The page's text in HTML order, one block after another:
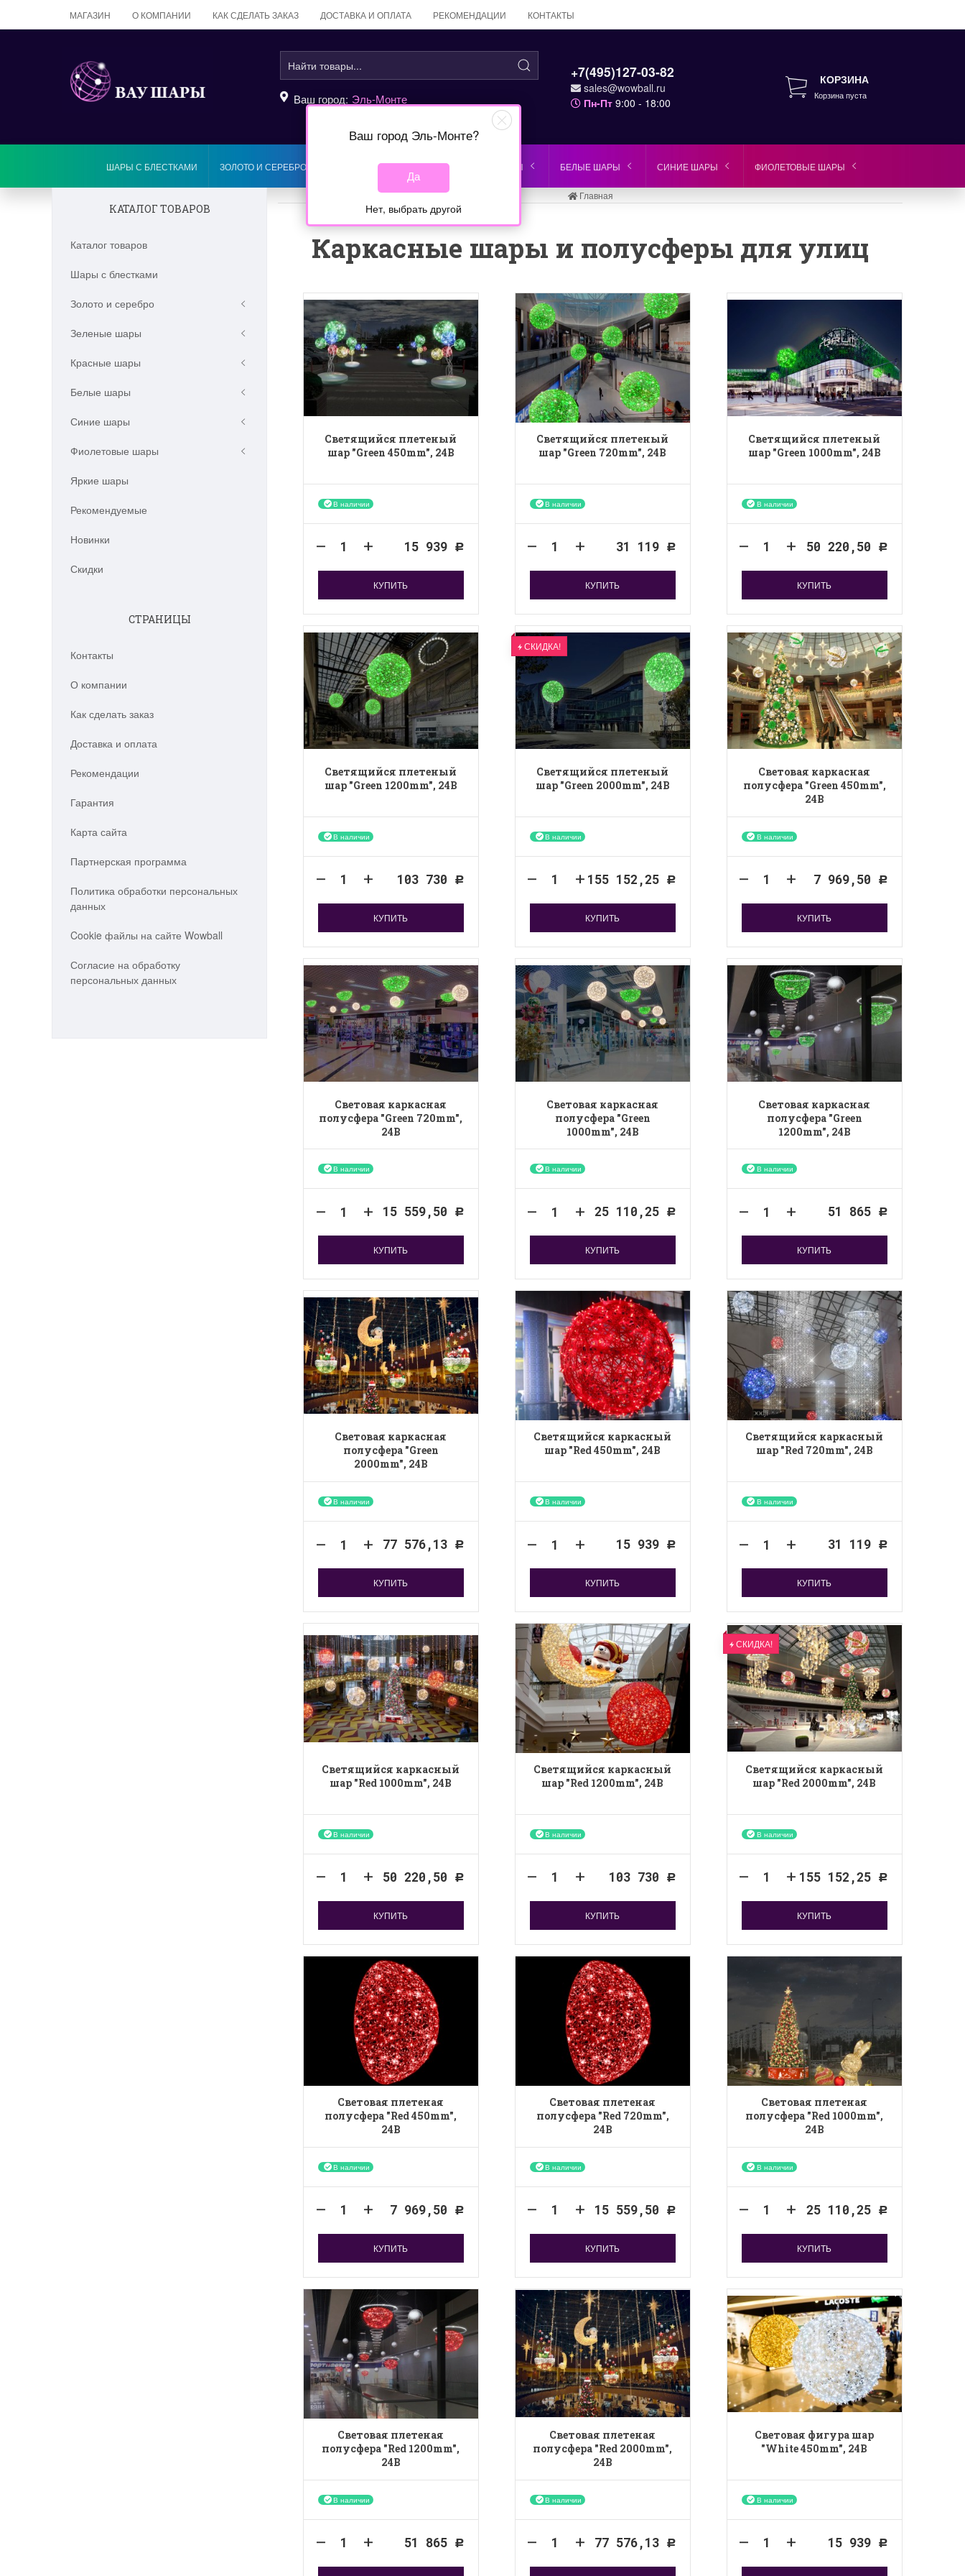
МАГАЗИН О КОМПАНИИ КАК СДЕЛАТЬ ЗАКАЗ ДОСТАВКА И ОПЛАТА РЕКОМЕНДАЦИИ КОНТАКТЫ
Ваш город: Эль-Монте
Ваш город Эль-Монте?
Да
Нет, выбрать другой
+7(495)127-03-82
sales@wowball.ru
Пн-Пт 9:00 - 18:00
КОРЗИНА
Корзина пуста
ШАРЫ С БЛЕСТКАМИ ЗОЛОТО И СЕРЕБРО ЗЕЛЕНЫЕ ШАРЫ КРАСНЫЕ ШАРЫ БЕЛЫЕ ШАРЫ СИНИЕ ШАРЫ ФИОЛЕТОВЫЕ ШАРЫ
КАТАЛОГ ТОВАРОВ
Каталог товаров
Шары с блестками
Золото и серебро
Зеленые шары
Красные шары
Белые шары
Синие шары
Фиолетовые шары
Яркие шары
Рекомендуемые
Новинки
Скидки
СТРАНИЦЫ
Контакты
О компании
Как сделать заказ
Доставка и оплата
Рекомендации
Гарантия
Карта сайта
Партнерская программа
Политика обработки персональных
данных
Cookie файлы на сайте Wowball
Согласие на обработку
персональных данных
Главная
Каркасные шары и полусферы для улиц
Светящийся плетеный
шар "Green 450mm", 24B
В наличии
15 939 Р
КУПИТЬ
Светящийся плетеный
шар "Green 720mm", 24B
В наличии
31 119 Р
КУПИТЬ
Светящийся плетеный
шар "Green 1000mm", 24B
В наличии
50 220,50 Р
КУПИТЬ
Светящийся плетеный
шар "Green 1200mm", 24B
В наличии
103 730 Р
КУПИТЬ
СКИДКА!
Светящийся плетеный
шар "Green 2000mm", 24B
В наличии
155 152,25 Р
КУПИТЬ
Световая каркасная
полусфера "Green 450mm",
24B
В наличии
7 969,50 Р
КУПИТЬ
Световая каркасная
полусфера "Green 720mm",
24B
В наличии
15 559,50 Р
КУПИТЬ
Световая каркасная
полусфера "Green
1000mm", 24B
В наличии
25 110,25 Р
КУПИТЬ
Световая каркасная
полусфера "Green
1200mm", 24B
В наличии
51 865 Р
КУПИТЬ
Световая каркасная
полусфера "Green
2000mm", 24B
В наличии
77 576,13 Р
КУПИТЬ
Светящийся каркасный
шар "Red 450mm", 24B
В наличии
15 939 Р
КУПИТЬ
Светящийся каркасный
шар "Red 720mm", 24B
В наличии
31 119 Р
КУПИТЬ
Светящийся каркасный
шар "Red 1000mm", 24B
В наличии
50 220,50 Р
КУПИТЬ
Светящийся каркасный
шар "Red 1200mm", 24B
В наличии
103 730 Р
КУПИТЬ
СКИДКА!
Светящийся каркасный
шар "Red 2000mm", 24B
В наличии
155 152,25 Р
КУПИТЬ
Световая плетеная
полусфера "Red 450mm",
24B
В наличии
7 969,50 Р
КУПИТЬ
Световая плетеная
полусфера "Red 720mm",
24B
В наличии
15 559,50 Р
КУПИТЬ
Световая плетеная
полусфера "Red 1000mm",
24B
В наличии
25 110,25 Р
КУПИТЬ
Световая плетеная
полусфера "Red 1200mm",
24B
В наличии
51 865 Р
Световая плетеная
полусфера "Red 2000mm",
24B
В наличии
77 576,13 Р
Световая фигура шар
"White 450mm", 24B
В наличии
15 939 Р